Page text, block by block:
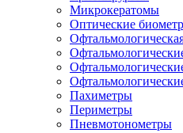
Микрокератомы
Оптические
Пахиметры
Периметры
Пневмотонометры